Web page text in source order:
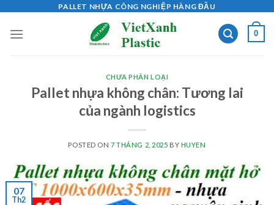
content
PALLET NHỰA CÔNG NGHIỆP HÀNG ĐẦU
0
CHƯA PHÂN LOẠI
Pallet nhựa không chân: Tương lai
của ngành logistics
POSTED ON7 THÁNG 2, 2025 BY HUYEN
07
Th2